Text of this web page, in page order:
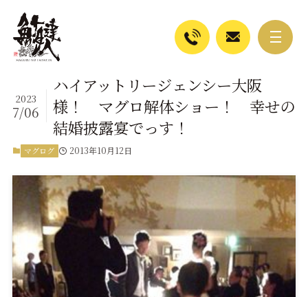
ハイアットリージェンシー大阪
様！ マグロ解体ショー！ 幸せの
結婚披露宴でっす！
2023
7/06
マグログ 2013年10月12日